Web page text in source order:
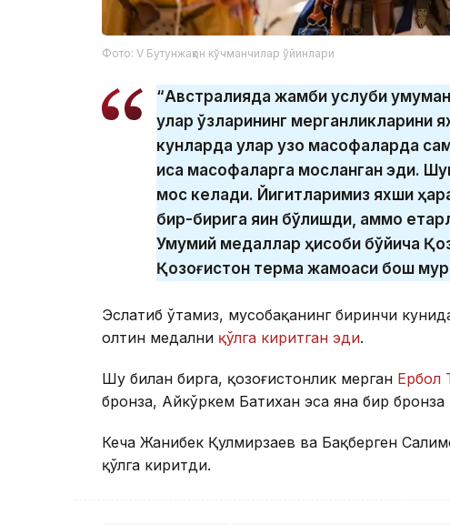
Фото: V Бутунжаҳон кўчманчилар ўйинлари
“Австралияда жамби услуби умуман
улар ўзларининг мерганликларини
кунларда улар узоқ масофаларда
қисқа масофаларга мосланган эди.
мос келади. Йигитларимиз яхши
бир-бирига яқин бўлишди, аммо
Умумий медаллар ҳисоби бўйича
Қозоғистон терма жамоаси бош
Эслатиб ўтамиз, мусобақанинг биринчи
олтин медални қўлга киритган эди.
Шу билан бирга, қозоғистонлик мерган Ербол
бронза, Айкўркем Батихан эса яна бир
Кеча Жанибек Қулмирзаев ва Бақберген
қўлга киритди.